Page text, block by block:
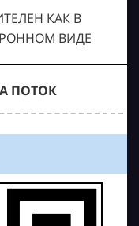
КАК В
ВИДЕ
ПОТОК